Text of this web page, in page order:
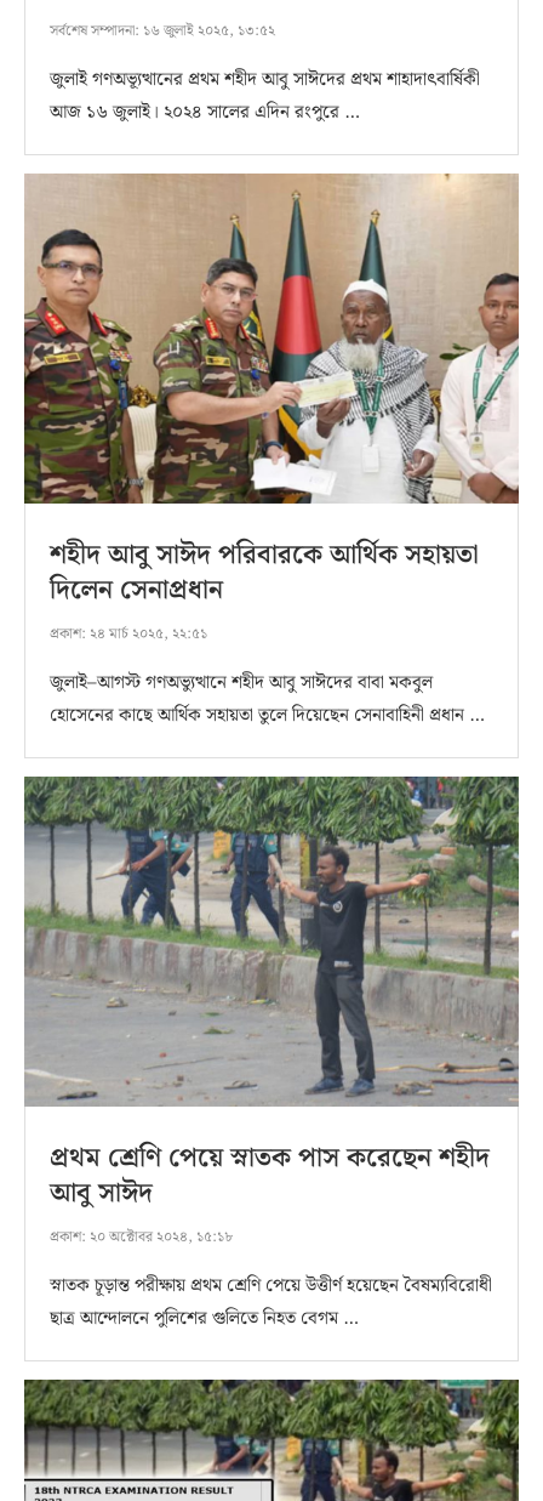
সর্বশেষ সম্পাদনা: ১৬ জুলাই ২০২৫, ১৩:৫২
জুলাই গণঅভ্যূত্থানের প্রথম শহীদ আবু সাঈদের প্রথম শাহাদাৎবার্ষিকী
আজ ১৬ জুলাই। ২০২৪ সালের এদিন রংপুরে …
শহীদ আবু সাঈদ পরিবারকে আর্থিক সহায়তা
দিলেন সেনাপ্রধান
প্রকাশ: ২৪ মার্চ ২০২৫, ২২:৫১
জুলাই–আগস্ট গণঅভ্যুত্থানে শহীদ আবু সাঈদের বাবা মকবুল
হোসেনের কাছে আর্থিক সহায়তা তুলে দিয়েছেন সেনাবাহিনী প্রধান …
প্রথম শ্রেণি পেয়ে স্নাতক পাস করেছেন শহীদ
আবু সাঈদ
প্রকাশ: ২০ অক্টোবর ২০২৪, ১৫:১৮
স্নাতক চূড়ান্ত পরীক্ষায় প্রথম শ্রেণি পেয়ে উত্তীর্ণ হয়েছেন বৈষম্যবিরোধী
ছাত্র আন্দোলনে পুলিশের গুলিতে নিহত বেগম …